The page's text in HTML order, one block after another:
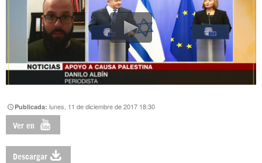
Publicada:lunes, 11 de diciembre de 2017 18:30
Ver en
Descargar